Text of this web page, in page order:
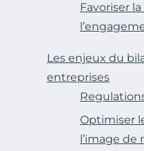
Favoriser
Les enjeux du
entreprises
Optimiser
l’image de